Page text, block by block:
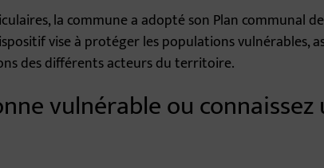
la commune a adopté son Plan communal
vise à protéger les populations vulnérables,
des différents acteurs du territoire.
vulnérable ou